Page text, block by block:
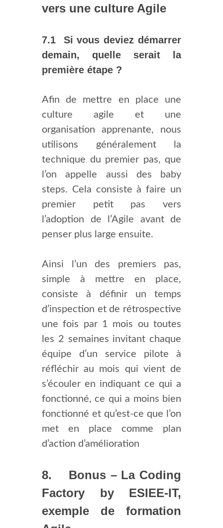
vers une culture Agile
7.1 Si vous deviez démarrer
demain, quelle serait la
première étape ?
Afin de mettre en place une
culture agile et une
organisation apprenante, nous
utilisons généralement la
technique du premier pas, que
l’on appelle aussi des baby
steps. Cela consiste à faire un
premier petit pas vers
l’adoption de l’Agile avant de
penser plus large ensuite.
Ainsi l’un des premiers pas,
simple à mettre en place,
consiste à définir un temps
d’inspection et de rétrospective
une fois par 1 mois ou toutes
les 2 semaines invitant chaque
équipe d’un service pilote à
réfléchir au mois qui vient de
s’écouler en indiquant ce qui a
fonctionné, ce qui a moins bien
fonctionné et qu’est-ce que l’on
met en place comme plan
d’action d’amélioration
8. Bonus – La Coding
Factory by ESIEE-IT,
exemple de formation